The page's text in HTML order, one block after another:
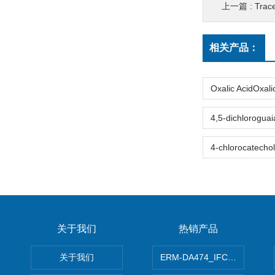
上一篇 : Trace
相关产品：
关于我们
关于我们
热销产品
ERM-DA474_IFCCC反应蛋